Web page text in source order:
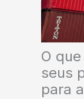
O
seus
para